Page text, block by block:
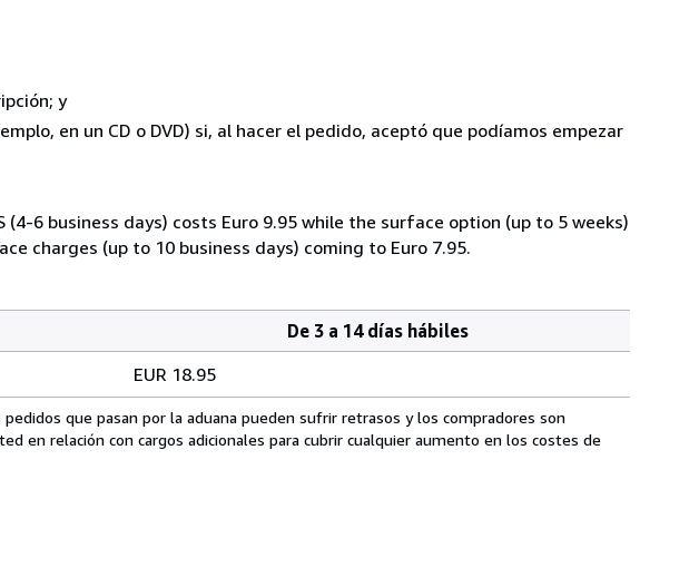
y
en un CD o DVD) si, al hacer el pedido, aceptó que podíamos empezar
6 business days) costs Euro 9.95 while the surface option (up to 5 weeks)
charges (up to 10 business days) coming to Euro 7.95.
De 3 a 14 días hábiles
EUR 18.95
que pasan por la aduana pueden sufrir retrasos y los compradores son
en relación con cargos adicionales para cubrir cualquier aumento en los costes de